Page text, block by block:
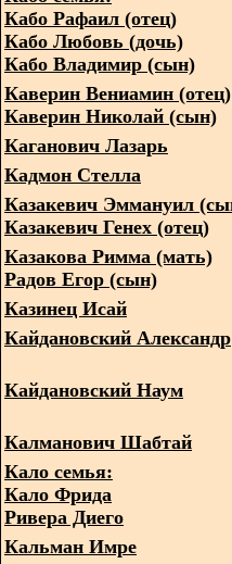
Кабо Рафаил (отец)
Кабо Любовь (дочь)
Кабо Владимир (сын)
Каверин Вениамин (отец)
Каверин Николай (сын)
Каганович Лазарь
Кадмон Стелла
Казакевич Эммануил
Казакевич Генех (отец)
Казакова Римма (мать)
Радов Егор (сын)
Казинец Исай
Кайдановский Александр
Кайдановский Наум
Калманович Шабтай
Кало семья:
Кало Фрида
Ривера Диего
Кальман Имре